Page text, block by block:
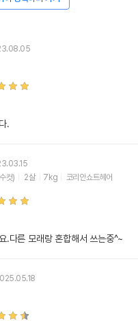
.
컷) 2살 7kg 코리안쇼트헤어
.다른 모래랑 혼합해서 쓰는중^~